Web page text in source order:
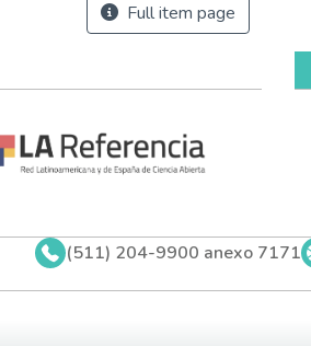
Full item page
(511) 204-9900 anexo 7171